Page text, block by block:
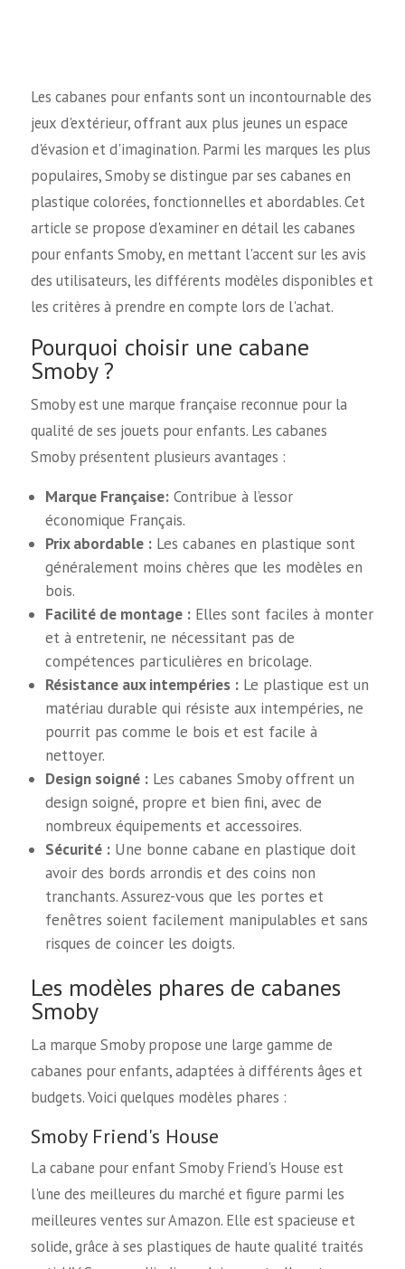
Les cabanes pour enfants sont un incontournable des
jeux d'extérieur, offrant aux plus jeunes un espace
d'évasion et d'imagination. Parmi les marques les plus
populaires, Smoby se distingue par ses cabanes en
plastique colorées, fonctionnelles et abordables. Cet
article se propose d'examiner en détail les cabanes
pour enfants Smoby, en mettant l'accent sur les avis
des utilisateurs, les différents modèles disponibles et
les critères à prendre en compte lors de l'achat.
Pourquoi choisir une cabane
Smoby ?
Smoby est une marque française reconnue pour la
qualité de ses jouets pour enfants. Les cabanes
Smoby présentent plusieurs avantages :
Marque Française: Contribue à l’essor
économique Français.
Prix abordable : Les cabanes en plastique sont
généralement moins chères que les modèles en
bois.
Facilité de montage : Elles sont faciles à monter
et à entretenir, ne nécessitant pas de
compétences particulières en bricolage.
Résistance aux intempéries : Le plastique est un
matériau durable qui résiste aux intempéries, ne
pourrit pas comme le bois et est facile à
nettoyer.
Design soigné : Les cabanes Smoby offrent un
design soigné, propre et bien fini, avec de
nombreux équipements et accessoires.
Sécurité : Une bonne cabane en plastique doit
avoir des bords arrondis et des coins non
tranchants. Assurez-vous que les portes et
fenêtres soient facilement manipulables et sans
risques de coincer les doigts.
Les modèles phares de cabanes
Smoby
La marque Smoby propose une large gamme de
cabanes pour enfants, adaptées à différents âges et
budgets. Voici quelques modèles phares :
Smoby Friend's House
La cabane pour enfant Smoby Friend's House est
l'une des meilleures du marché et figure parmi les
meilleures ventes sur Amazon. Elle est spacieuse et
solide, grâce à ses plastiques de haute qualité traités